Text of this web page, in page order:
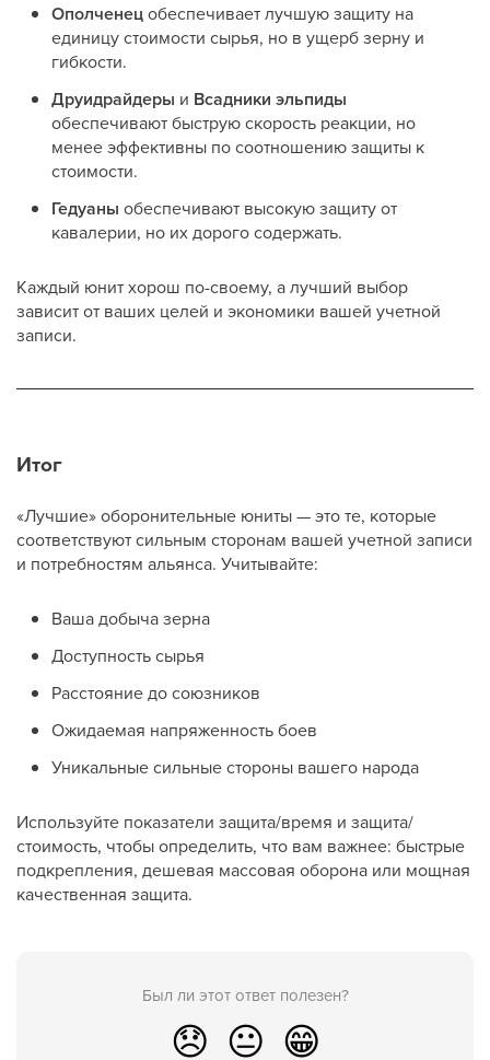
Ополченецобеспечивает лучшую защиту на
единицу стоимости сырья, но в ущерб зерну и
гибкости.
Друидрайдеры и Всадники эльпиды
обеспечивают быструю скорость реакции, но
менее эффективны по соотношению защиты к
стоимости.
Гедуаны обеспечивают высокую защиту от
кавалерии, но их дорого содержать.
Каждый юнит хорош по-своему, а лучший выбор
зависит от ваших целей и экономики вашей учетной
записи.
Итог
«Лучшие» оборонительные юниты — это те, которые
соответствуют сильным сторонам вашей учетной записи
и потребностям альянса. Учитывайте:
Ваша добыча зерна
Доступность сырья
Расстояние до союзников
Ожидаемая напряженность боев
Уникальные сильные стороны вашего народа
Используйте показатели защита/время и защита/
стоимость, чтобы определить, что вам важнее: быстрые
подкрепления, дешевая массовая оборона или мощная
качественная защита.
Был ли этот ответ полезен?
😞 😐 😁